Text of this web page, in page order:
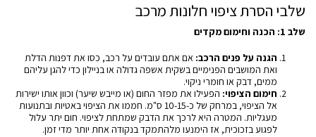
שלבי הסרת ציפוי חלונות מרכב
שלב 1: הכנה וחימום מקדים
הגנה על פנים הרכב: אם אתם עובדים על רכב, כסו את דפנות הדלת
ואת המושבים הפנימיים בשקית אשפה גדולה או בניילון כדי להגן עליהם
ממים, דבק או חומרי ניקוי.
חימום הציפוי: הפעילו את מפזר החום (או מייבש שיער) וכוון אותו ישירות
אל הציפוי, במרחק של כ-10-15 ס"מ. חממו את הציפוי באטיות ובתנועות
מעגליות. המטרה היא לרכך את הדבק שמתחת לציפוי. חום יתר עלול
לפגוע בזכוכית, אז הימנעו מלהתמקד בנקודה אחת יותר מדי זמן.